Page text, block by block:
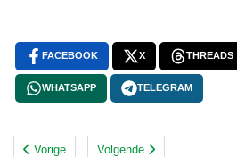
FACEBOOK X THREADS
WHATSAPP TELEGRAM
Vorige Volgende